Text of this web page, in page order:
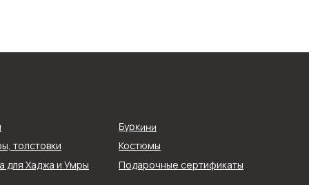
толстовки
Буркини
Костюмы
Подарочные сертификаты
для Хаджа и Умры
Блог